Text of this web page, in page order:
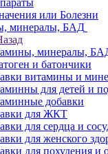
или Болезни
минералы, БАД
минералы,
и батончики
витамины и
для детей и
добавки
для ЖКТ
для сердца и
для женского
для похудения и